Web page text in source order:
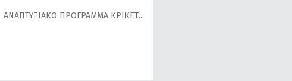
ΑΝΑΠΤΥΞΙΑΚΟ ΠΡΟΓΡΑΜΜΑ ΚΡΙΚΕΤ